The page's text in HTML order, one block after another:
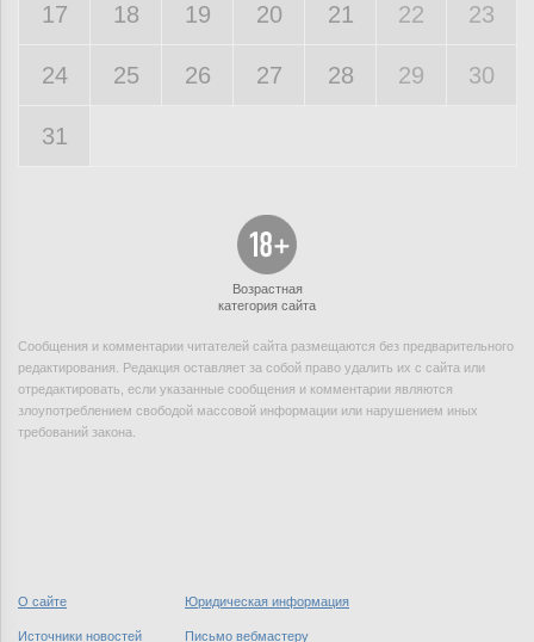
17 18 19 20 21 22 23
24 25 26 27 28 29 30
31
Возрастная
категория сайта
Сообщения и комментарии читателей сайта размещаются без предварительного
редактирования. Редакция оставляет за собой право удалить их с сайта или
отредактировать, если указанные сообщения и комментарии являются
злоупотреблением свободой массовой информации или нарушением иных
требований закона.
О сайте Юридическая информация
Источники новостей Письмо вебмастеру